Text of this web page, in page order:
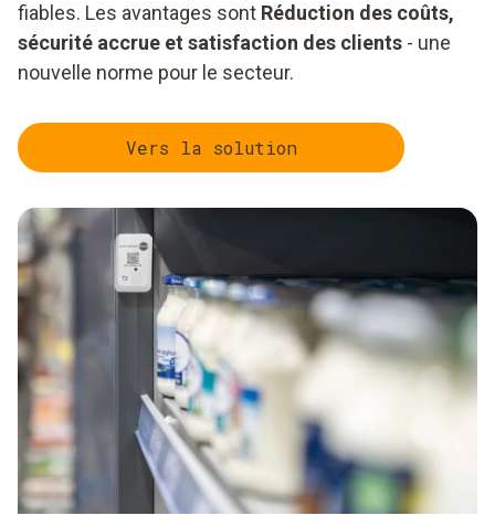
fiables. Les avantages sont Réduction des coûts,
sécurité accrue et satisfaction des clients - une
nouvelle norme pour le secteur.
Vers la solution